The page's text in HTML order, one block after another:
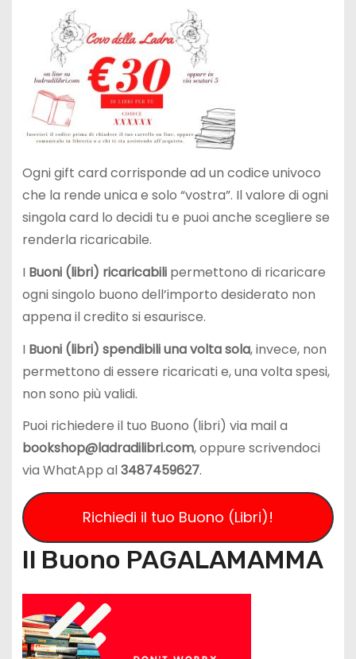
Ogni gift card corrisponde ad un codice univoco
che la rende unica e solo “vostra”. Il valore di ogni
singola card lo decidi tu e puoi anche scegliere se
renderla ricaricabile.
I Buoni (libri) ricaricabilipermettono di ricaricare
ogni singolo buono dell’importo desiderato non
appena il credito si esaurisce.
I Buoni (libri) spendibili una volta sola, invece, non
permettono di essere ricaricati e, una volta spesi,
non sono più validi.
Puoi richiedere il tuo Buono (libri) via mail a
bookshop@ladradilibri.com, oppure scrivendoci
via WhatApp al3487459627.
Richiedi il tuo Buono (Libri)!
Il Buono PAGALAMAMMA